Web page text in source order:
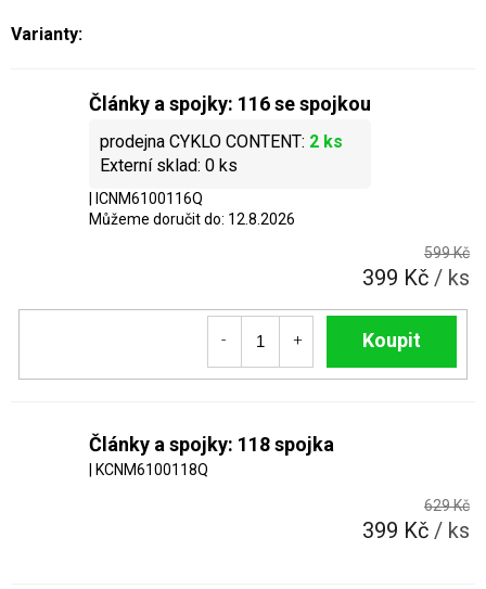
Články a spojky: 116 se spojkou
2 ks
0 ks
| ICNM6100116Q
Můžeme doručit do: 12.8.2026
599 Kč
399 Kč / ks
Do košíku
Články a spojky: 118 spojka
| KCNM6100118Q
629 Kč
399 Kč / ks